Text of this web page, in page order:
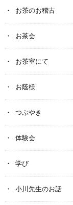
お茶のお稽古
お茶会
お茶室にて
お蔭様
つぶやき
体験会
学び
小川先生のお話